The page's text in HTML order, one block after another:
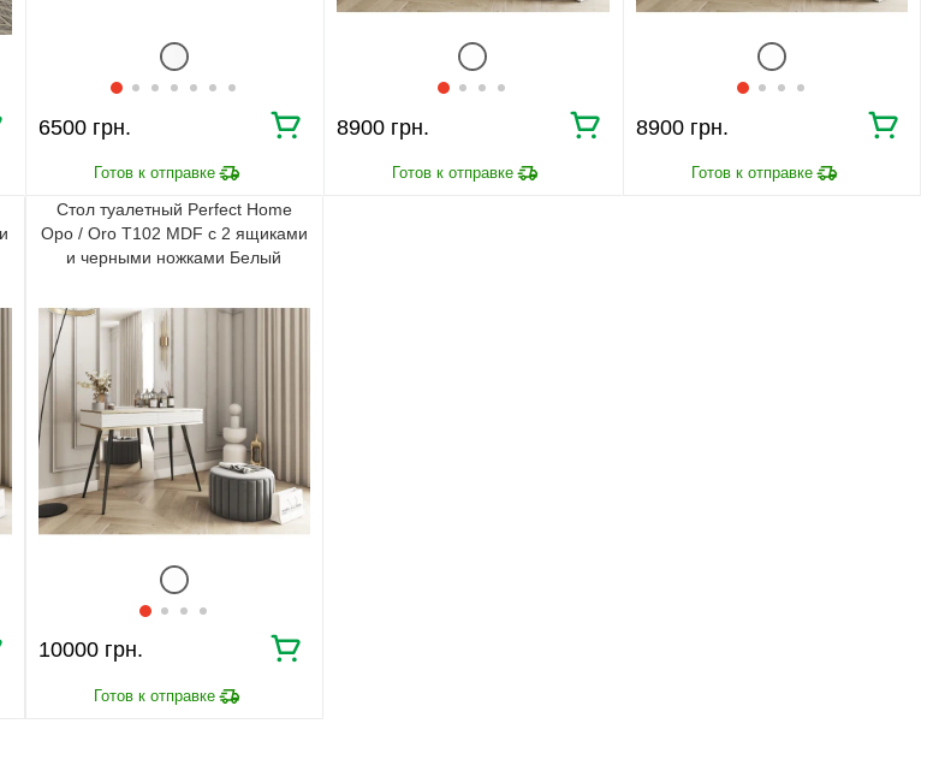
6500 8900 8900
Стол туалетный Perfect Home
Оро / Oro T102 MDF с 2 ящиками
и черными ножками Белый
10000